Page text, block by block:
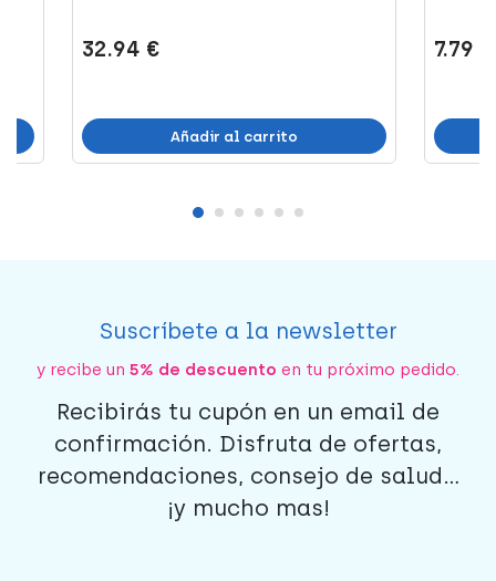
32.94 €
Añadir al carrito
7.79 €
Suscríbete a la newsletter
y recibe un 5% de descuento en tu próximo pedido.
Recibirás tu cupón en un email de
confirmación. Disfruta de ofertas,
recomendaciones, consejo de salud...
¡y mucho mas!